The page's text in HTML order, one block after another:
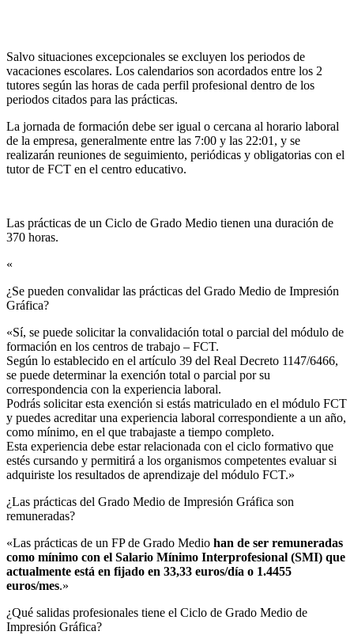
Salvo situaciones excepcionales se excluyen los periodos de
vacaciones escolares. Los calendarios son acordados entre los 2
tutores según las horas de cada perfil profesional dentro de los
periodos citados para las prácticas.
La jornada de formación debe ser igual o cercana al horario laboral
de la empresa, generalmente entre las 7:00 y las 22:01, y se
realizarán reuniones de seguimiento, periódicas y obligatorias con el
tutor de FCT en el centro educativo.
Las prácticas de un Ciclo de Grado Medio tienen una duración de
370 horas.
«
¿Se pueden convalidar las prácticas del Grado Medio de Impresión
Gráfica?​
«Sí, se puede solicitar la convalidación total o parcial del módulo de
formación en los centros de trabajo – FCT.
Según lo establecido en el artículo 39 del Real Decreto 1147/6466,
se puede determinar la exención total o parcial por su
correspondencia con la experiencia laboral.
Podrás solicitar esta exención si estás matriculado en el módulo FCT
y puedes acreditar una experiencia laboral correspondiente a un año,
como mínimo, en el que trabajaste a tiempo completo.
Esta experiencia debe estar relacionada con el ciclo formativo que
estés cursando y permitirá a los organismos competentes evaluar si
adquiriste los resultados de aprendizaje del módulo FCT.»
¿Las prácticas del Grado Medio de Impresión Gráfica son
remuneradas?​
«Las prácticas de un FP de Grado Medio han de ser remuneradas
como mínimo con el Salario Mínimo Interprofesional (SMI) que
actualmente está en fijado en 33,33 euros/día o 1.4455
euros/mes.»
¿Qué salidas profesionales tiene el Ciclo de Grado Medio de
Impresión Gráfica?​